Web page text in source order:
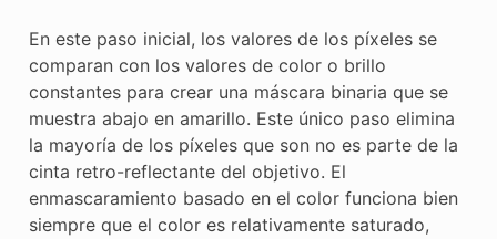
En este paso inicial, los valores de los píxeles se
comparan con los valores de color o brillo
constantes para crear una máscara binaria que se
muestra abajo en amarillo. Este único paso elimina
la mayoría de los píxeles que son no es parte de la
cinta retro-reflectante del objetivo. El
enmascaramiento basado en el color funciona bien
siempre que el color es relativamente saturado,